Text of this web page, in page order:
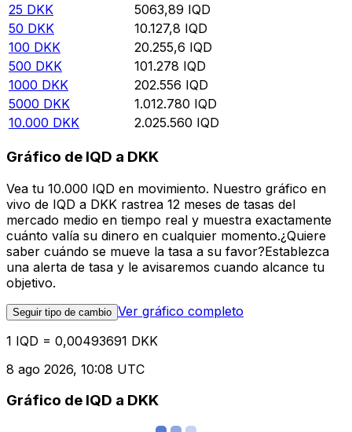
25 DKK 5063,89 IQD
50 DKK 10.127,8 IQD
100 DKK 20.255,6 IQD
500 DKK 101.278 IQD
1000 DKK 202.556 IQD
5000 DKK 1.012.780 IQD
10.000 DKK 2.025.560 IQD
Gráfico de IQD a DKK
Vea tu 10.000 IQD en movimiento. Nuestro gráfico en
vivo de IQD a DKK rastrea 12 meses de tasas del
mercado medio en tiempo real y muestra exactamente
cuánto valía su dinero en cualquier momento.¿Quiere
saber cuándo se mueve la tasa a su favor?Establezca
una alerta de tasa y le avisaremos cuando alcance tu
objetivo.
Seguir tipo de cambio Ver gráfico completo
1 IQD = 0,00493691 DKK
8 ago 2026, 10:08 UTC
Gráfico de IQD a DKK